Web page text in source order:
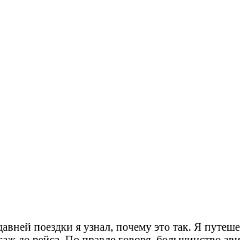
поездки я узнал, почему это так. Я